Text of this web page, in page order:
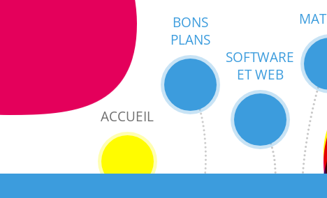
ACCUEIL
BONS
PLANS
SOFTWARE
ET WEB